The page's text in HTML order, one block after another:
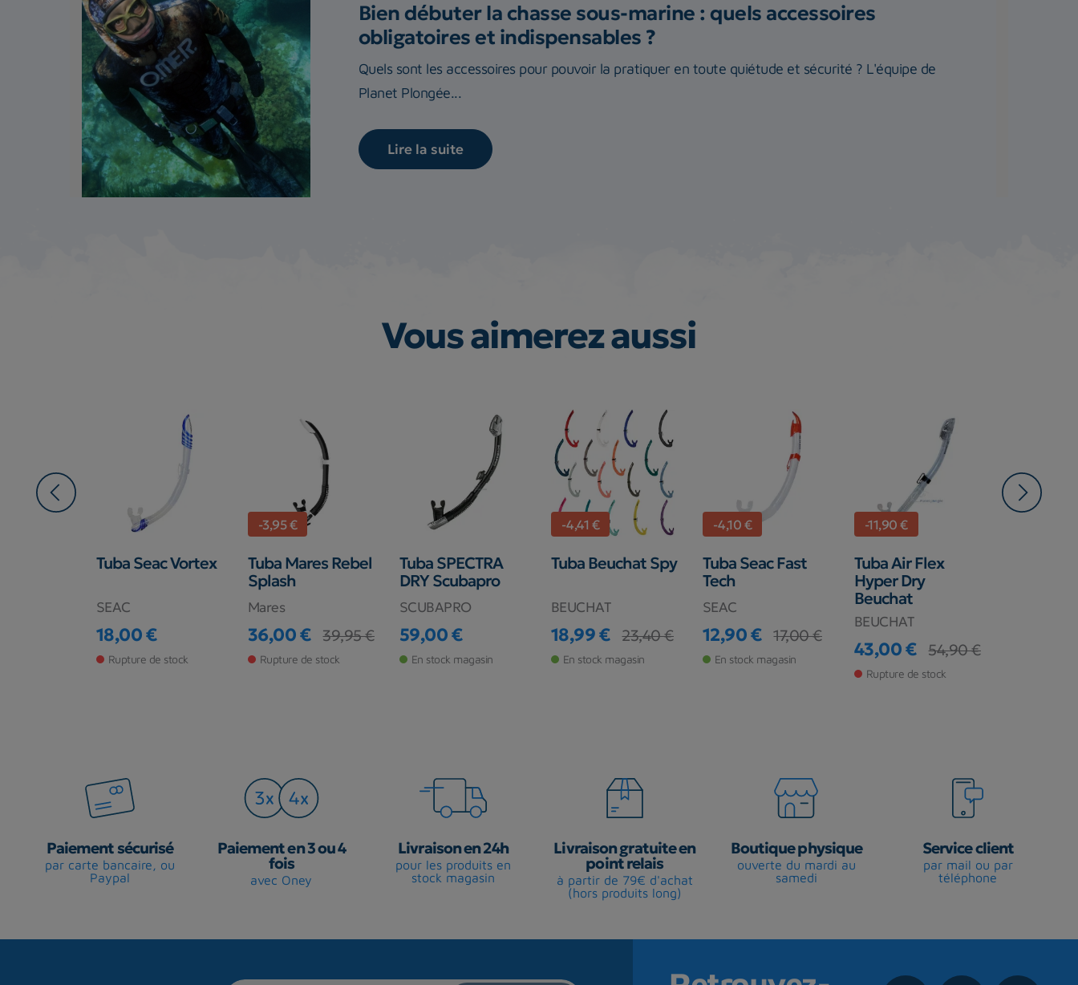
Bien débuter la chasse sous-marine : quels accessoires
obligatoires et indispensables ?
Quels sont les accessoires pour pouvoir la pratiquer en toute quiétude et sécurité ? L'équipe de
Planet Plongée...
Lire la suite
Vous aimerez aussi
Tuba Seac Vortex
SEAC
Prix
18,00 €
Rupture de stock
-3,95 €
Tuba Mares Rebel
Splash
Mares
Prix
36,00 €
Prix de base
39,95 €
Rupture de stock
Tuba SPECTRA
DRY Scubapro
SCUBAPRO
Prix
59,00 €
En stock magasin
-4,41 €
Tuba Beuchat Spy
BEUCHAT
Prix
18,99 €
Prix de base
23,40 €
En stock magasin
-4,10 €
Tuba Seac Fast
Tech
SEAC
Prix
12,90 €
Prix de base
17,00 €
En stock magasin
-11,90 €
Tuba Air Flex
Hyper Dry
Beuchat
BEUCHAT
Prix
43,00 €
Prix de base
54,90 €
Rupture de stock
Paiement sécurisé
par carte bancaire, ou
Paypal
Paiement en 3 ou 4
fois
avec Oney
Livraison en 24h
pour les produits en
stock magasin
Livraison gratuite en
point relais
à partir de 79€ d'achat
(hors produits long)
Boutique physique
ouverte du mardi au
samedi
Service client
par mail ou par
téléphone